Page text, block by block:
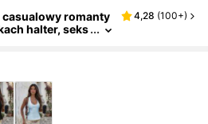
casualowy romanty
halter, seks
4,28 (100+)